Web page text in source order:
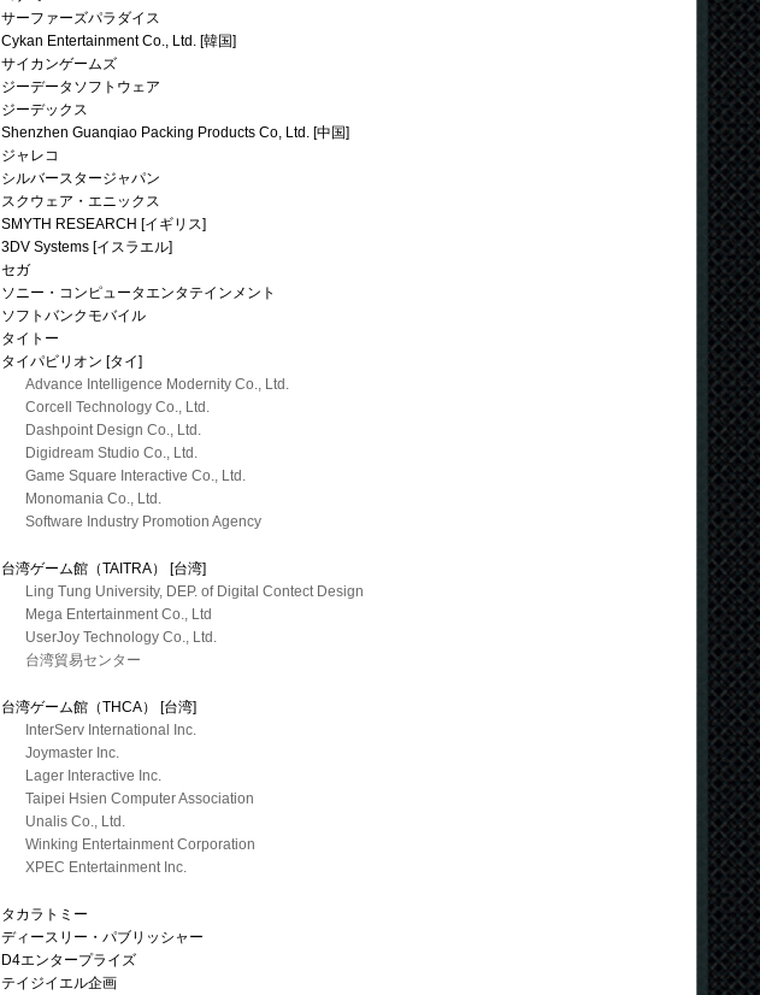
サーファーズパラダイス
Cykan Entertainment Co., Ltd. [韓国]
サイカンゲームズ
ジーデータソフトウェア
ジーデックス
Shenzhen Guanqiao Packing Products Co, Ltd. [中国]
ジャレコ
シルバースタージャパン
スクウェア・エニックス
SMYTH RESEARCH [イギリス]
3DV Systems [イスラエル]
セガ
ソニー・コンピュータエンタテインメント
ソフトバンクモバイル
タイトー
タイパビリオン [タイ]
Advance Intelligence Modernity Co., Ltd.
Corcell Technology Co., Ltd.
Dashpoint Design Co., Ltd.
Digidream Studio Co., Ltd.
Game Square Interactive Co., Ltd.
Monomania Co., Ltd.
Software Industry Promotion Agency
台湾ゲーム館（TAITRA） [台湾]
Ling Tung University, DEP. of Digital Contect Design
Mega Entertainment Co., Ltd
UserJoy Technology Co., Ltd.
台湾貿易センター
台湾ゲーム館（THCA） [台湾]
InterServ International Inc.
Joymaster Inc.
Lager Interactive Inc.
Taipei Hsien Computer Association
Unalis Co., Ltd.
Winking Entertainment Corporation
XPEC Entertainment Inc.
タカラトミー
ディースリー・パブリッシャー
D4エンタープライズ
テイジイエル企画